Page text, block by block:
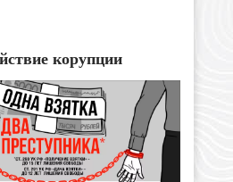
корупции